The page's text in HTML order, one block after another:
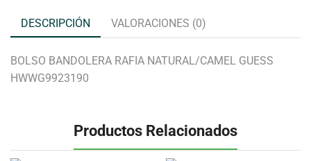
DESCRIPCIÓN VALORACIONES (0)
BOLSO BANDOLERA RAFIA NATURAL/CAMEL GUESS
HWWG9923190
Productos Relacionados